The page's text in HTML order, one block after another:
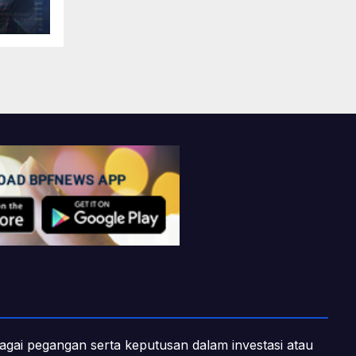
pegangan serta keputusan dalam investasi atau